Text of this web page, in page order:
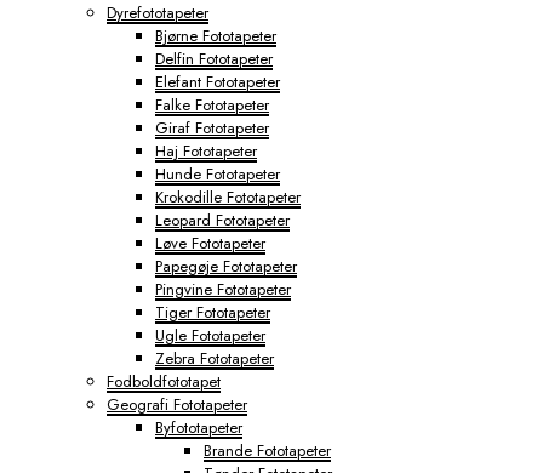
Dyrefototapeter
Bjørne Fototapeter
Delfin Fototapeter
Elefant Fototapeter
Falke Fototapeter
Giraf Fototapeter
Haj Fototapeter
Hunde Fototapeter
Krokodille Fototapeter
Leopard Fototapeter
Løve Fototapeter
Papegøje Fototapeter
Pingvine Fototapeter
Tiger Fototapeter
Ugle Fototapeter
Zebra Fototapeter
Fodboldfototapet
Geografi Fototapeter
Byfototapeter
Brande Fototapeter